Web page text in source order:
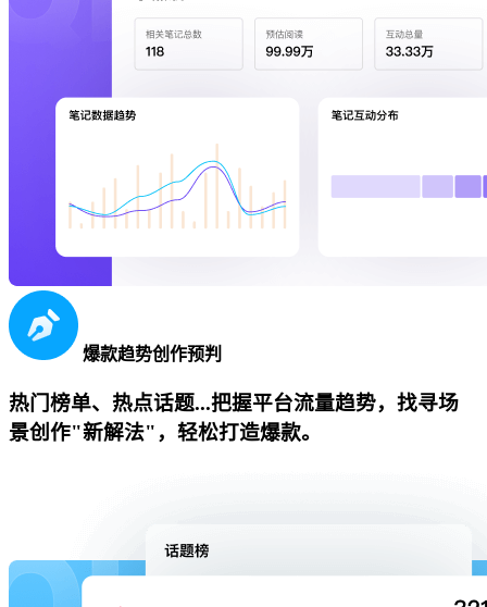
爆款趋势创作预判
热门榜单、热点话题...把握平台流量趋势，找寻场
景创作"新解法"，轻松打造爆款。